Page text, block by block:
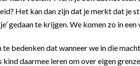
Het kan dan zijn dat je merkt dat je
gedaan te krijgen. We komen zo in
bedenken dat wanneer we in die
daarmee leren om over eigen